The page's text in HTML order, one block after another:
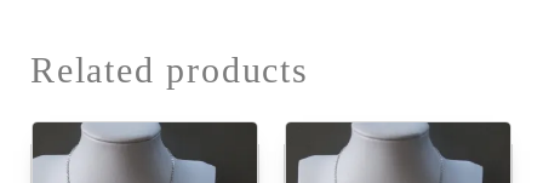
Related products